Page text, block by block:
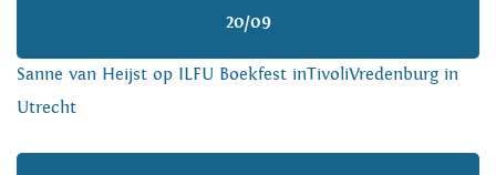
20/09
Sanne van Heijst op ILFU Boekfest inTivoliVredenburg in
Utrecht